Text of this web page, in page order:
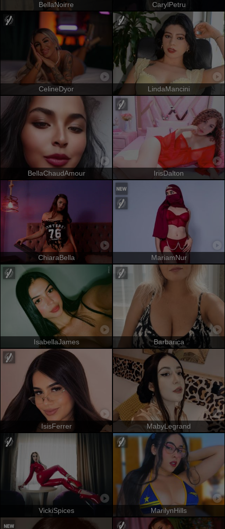
BellaNoirre CarylPetru
CelineDyor LindaMancini
BellaChaudAmour IrisDalton
ChiaraBella MariamNur
IsabellaJames Barbarica
IsisFerrer MabyLegrand
VickiSpices MarilynHills